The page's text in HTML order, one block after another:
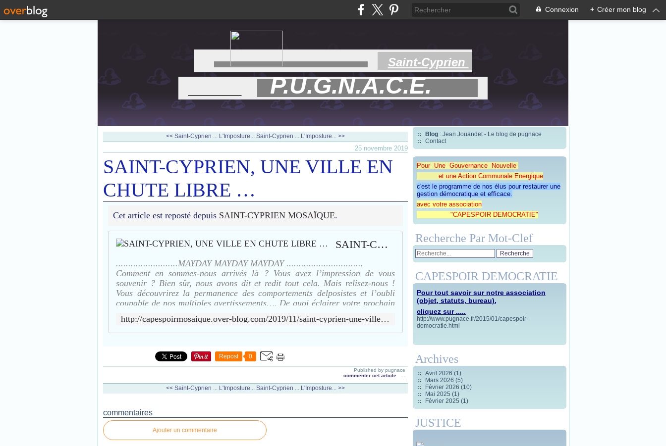
Connexion + Créer mon blog
Saint-Cyprien
P.U.G.N.A.C.E.
<< Saint-Cyprien ... L'Imposture... Saint-Cyprien ... L'Imposture... >>
25 novembre 2019
SAINT-CYPRIEN, UNE VILLE EN
CHUTE LIBRE …
Cet article est reposté depuis SAINT-CYPRIEN MOSAÏQUE.
SAINT-CYPRIEN, UNE VILLE EN CHUTE LIBRE …
.........................MAYDAY MAYDAY MAYDAY ...............................
Comment en sommes-nous arrivés là ? Vous avez l’impression de vous
souvenir ? Bien sûr, nous avons dit et redit tout cela. Mais relisez-nous !
Vous découvrirez la permanence des comportements delposistes et l’oubli
coupable de nos multiples avertissements…. De quoi éclairer votre prochain
http://capespoirmosaique.over-blog.com/2019/11/saint-cyprien-une-ville-en-chute-libre.html
Repost 0
Published by pugnace
commenter cet article
<< Saint-Cyprien ... L'Imposture... Saint-Cyprien ... L'Imposture... >>
commentaires
Ajouter un commentaire
Blog : Jean Jouandet - Le blog de pugnace
Contact
Pour Une Gouvernance Nouvelle
et une Action Communale Energique
c'est le programme de nos élus pour restaurer une
gestion démocratique et efficace.
avec votre association
"CAPESPOIR DEMOCRATIE"
Recherche Par Mot-Clef
CAPESPOIR DEMOCRATIE
Pour tout savoir sur notre association
(objet, statuts, bureau),
cliquez sur .....
http://www.pugnace.fr/2015/01/capespoir-
democratie.html
Archives
Avril 2026 (1)
Mars 2026 (5)
Février 2026 (10)
Mai 2025 (1)
Février 2025 (1)
JUSTICE